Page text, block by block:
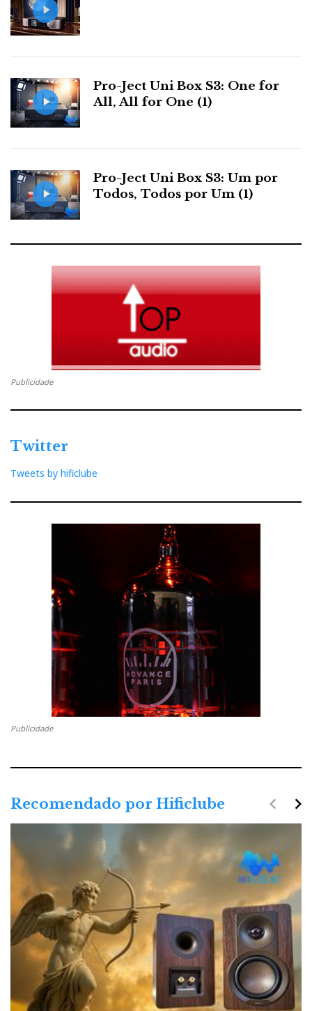
Pro-Ject Uni Box S3: One for
All, All for One (1)
Pro-Ject Uni Box S3: Um por
Todos, Todos por Um (1)
Publicidade
Twitter
Tweets by hificlube
Publicidade
Recomendado por Hificlube navigate_next
navigate_before